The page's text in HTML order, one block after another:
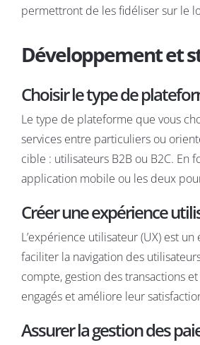
permettront de les fidéliser sur le
Développement et
Choisir le type de
Le type de plateforme que vous
services entre particuliers ou
cible : utilisateurs B2B ou B2C. En
application mobile ou les deux
Créer une expérience
L’expérience utilisateur (UX) est
faciliter la navigation des
compte, gestion des transactions
engagés et améliore leur
Assurer la gestion des